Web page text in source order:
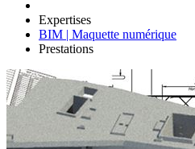
Expertises
BIM | Maquette numérique
Prestations